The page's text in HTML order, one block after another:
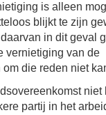
is alleen
blijkt te zijn
in dit geval
vernietiging van de
die reden niet
niet
partij in het